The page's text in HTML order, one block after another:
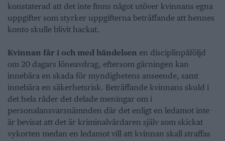
konstaterad att det inte finns något utöver kvinnans egna
uppgifter som styrker uppgifterna beträffande att hennes
konto skulle blivit hackat.
Kvinnan får i och med händelsen en disciplinpåföljd
om 20 dagars löneavdrag, eftersom gärningen kan
innebära en skada för myndighetens anseende, samt
innebära en säkerhetsrisk. Beträffande kvinnans skuld i
det hela råder det delade meningar om i
personalansvarsnämnden där det enligt en ledamot inte
är bevisat att det är kriminalvårdaren själv som skickat
vykorten medan en ledamot vill att kvinnan skall straffas